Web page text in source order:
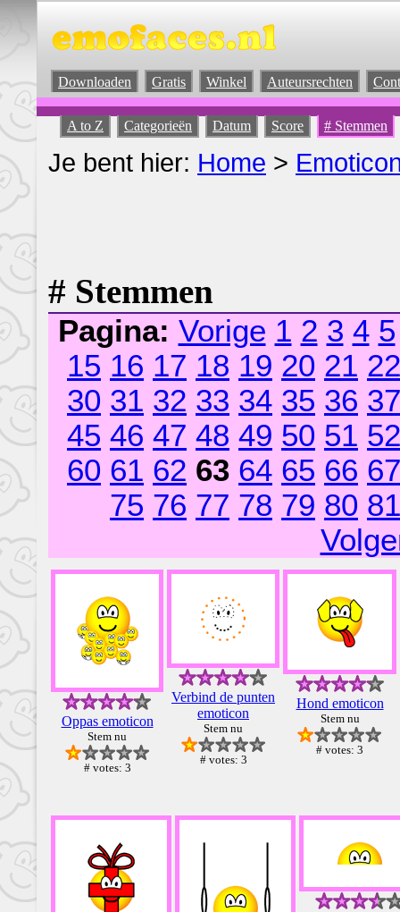
Downloaden Gratis Winkel Auteursrechten
A to Z Categorieën Datum Score # Stemmen
Je bent hier: Home >
# Stemmen
Pagina: Vorige 1 2 3 4 5
15 16 17 18 19 20 21 22
30 31 32 33 34 35 36 37
45 46 47 48 49 50 51 52
60 61 62 63 64 65 66 67
75 76 77 78 79 80 81
Oppas emoticon
Stem nu
# votes: 3
Verbind de punten
emoticon
Stem nu
# votes: 3
Hond emoticon
Stem nu
# votes: 3